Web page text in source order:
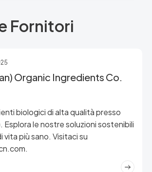
Fornitori
Organic Ingredients Co.
biologici di alta qualità presso
Esplora le nostre soluzioni sostenibili
vita più sano. Visitaci su